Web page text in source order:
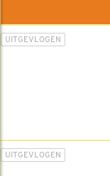
UITGEVLOGEN
UITGEVLOGEN